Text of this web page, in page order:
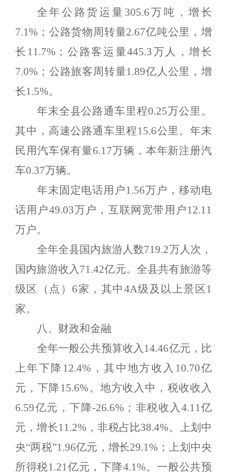
全年公路货运量 305.6万吨，增长
7.1% ；公路货物周转量2.67亿吨公里，增
长 11.7% ；公路客运量445.3万人，增长
7.0% ；公路旅客周转量1.89亿人公里，增
长1.5%。
年末全县公路通车里程0.25万公里。
其中，高速公路通车里程15.6公里。年末
民用汽车保有量6.17万辆，本年新注册汽
车0.37万辆。
年末固定电话用户1.56万户 ，移动电
话用户49.03万户 ， 互联网宽带用户12.11
万户。
全年全县国内旅游人数719.2万人次，
国内旅游收入71.42亿元。全县共有旅游等
级区（点） 6家，其中4A级及以上景区1
家。
八、财政和金融
全年一般公共预算收入 14.46亿元，比
上年下降 12.4% ，其中地方收入 10.70亿
元，下降 15.6%。地方收入中，税收收入
6.59亿元，下降-26.6% ；非税收入 4.11亿
元，增长11.2% ，非税占比38.4%。 上划中
央“两税”1.96亿元，增长29.1% ；上划中央
所得税1.21亿元，下降4.1%。一般公共预